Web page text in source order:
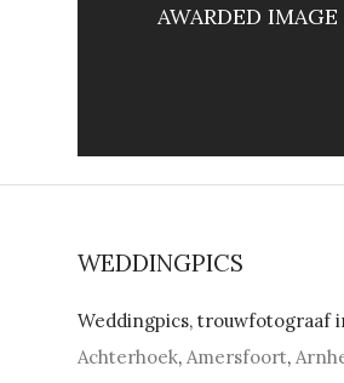
AWARDED
WEDDINGPICS
Weddingpics, trouwfotograaf
Achterhoek, Amersfoort,